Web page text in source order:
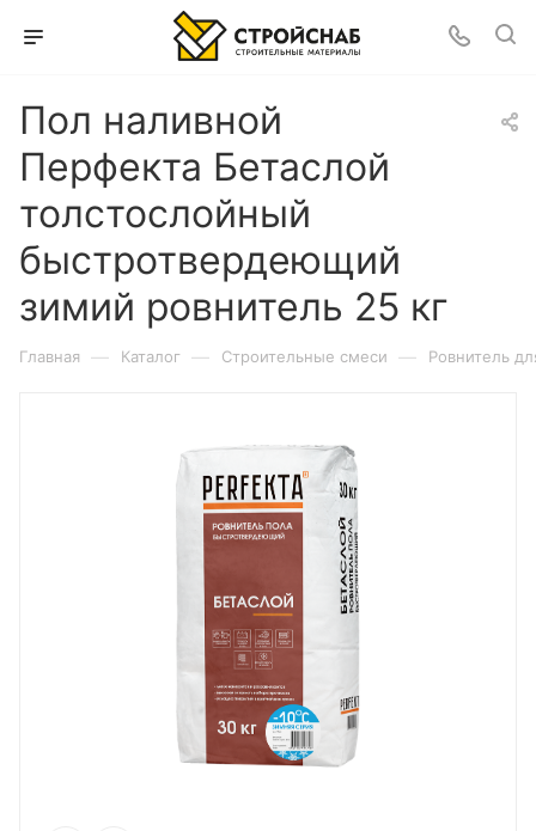
Пол наливной
Перфекта Бетаслой
толстослойный
быстротвердеющий
зимий ровнитель 25 кг
Главная — Каталог — Строительные смеси — Ровнитель